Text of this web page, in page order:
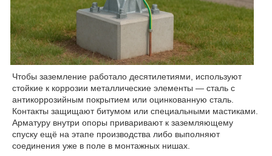
Чтобы заземление работало десятилетиями, используют
стойкие к коррозии металлические элементы — сталь с
антикоррозийным покрытием или оцинкованную сталь.
Контакты защищают битумом или специальными мастиками.
Арматуру внутри опоры приваривают к заземляющему
спуску ещё на этапе производства либо выполняют
соединения уже в поле в монтажных нишах.